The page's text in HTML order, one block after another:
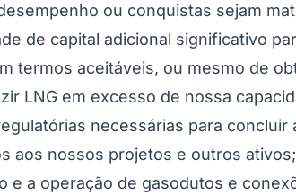
ou conquistas sejam
de capital adicional significativo
termos aceitáveis, ou mesmo de
LNG em excesso de nossa
necessárias para
aos nossos projetos e outros
e a operação de gasodutos e